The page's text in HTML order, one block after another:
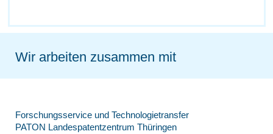
Wir arbeiten zusammen mit
Forschungsservice und Technologietransfer
PATON Landespatentzentrum Thüringen